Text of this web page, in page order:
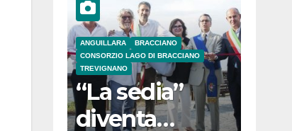
ANGUILLARA
BRACCIANO
CONSORZIO LAGO DI BRACCIANO
TREVIGNANO
“La sedia”
diventa